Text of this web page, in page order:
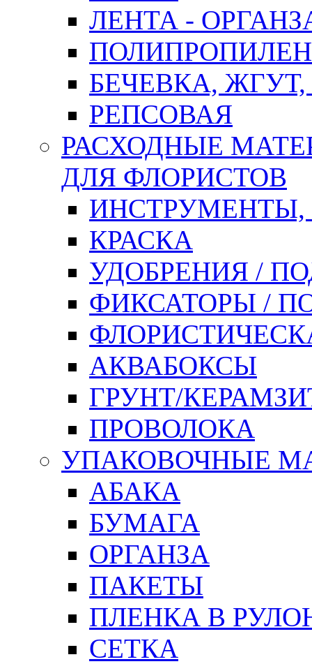
ЛЕНТА -
БЕЧЕВКА,
РЕПСОВАЯ
РАСХОДНЫЕ
ДЛЯ ФЛОРИСТОВ
ИНСТРУМЕНТЫ,
КРАСКА
УДОБРЕНИЯ /
ФИКСАТОРЫ /
АКВАБОКСЫ
ГРУНТ/
ПРОВОЛОКА
УПАКОВОЧНЫЕ
АБАКА
БУМАГА
ОРГАНЗА
ПАКЕТЫ
ПЛЕНКА В
СЕТКА